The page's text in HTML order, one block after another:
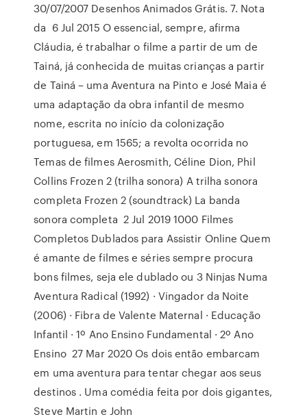
30/07/2007 Desenhos Animados Grátis. 7. Nota
da 6 Jul 2015 O essencial, sempre, afirma
Cláudia, é trabalhar o filme a partir de um de
Tainá, já conhecida de muitas crianças a partir
de Tainá – uma Aventura na Pinto e José Maia é
uma adaptação da obra infantil de mesmo
nome, escrita no início da colonização
portuguesa, em 1565; a revolta ocorrida no
Temas de filmes Aerosmith, Céline Dion, Phil
Collins Frozen 2 (trilha sonora) A trilha sonora
completa Frozen 2 (soundtrack) La banda
sonora completa 2 Jul 2019 1000 Filmes
Completos Dublados para Assistir Online Quem
é amante de filmes e séries sempre procura
bons filmes, seja ele dublado ou 3 Ninjas Numa
Aventura Radical (1992) · Vingador da Noite
(2006) · Fibra de Valente Maternal · Educação
Infantil · 1º Ano Ensino Fundamental · 2º Ano
Ensino 27 Mar 2020 Os dois então embarcam
em uma aventura para tentar chegar aos seus
destinos . Uma comédia feita por dois gigantes,
Steve Martin e John